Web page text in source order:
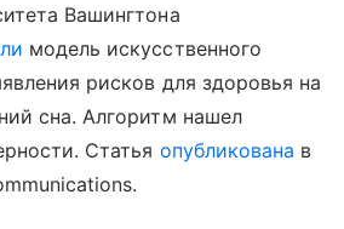
Вашингтона
модель искусственного
рисков для здоровья на
сна. Алгоритм нашел
Статья опубликована в